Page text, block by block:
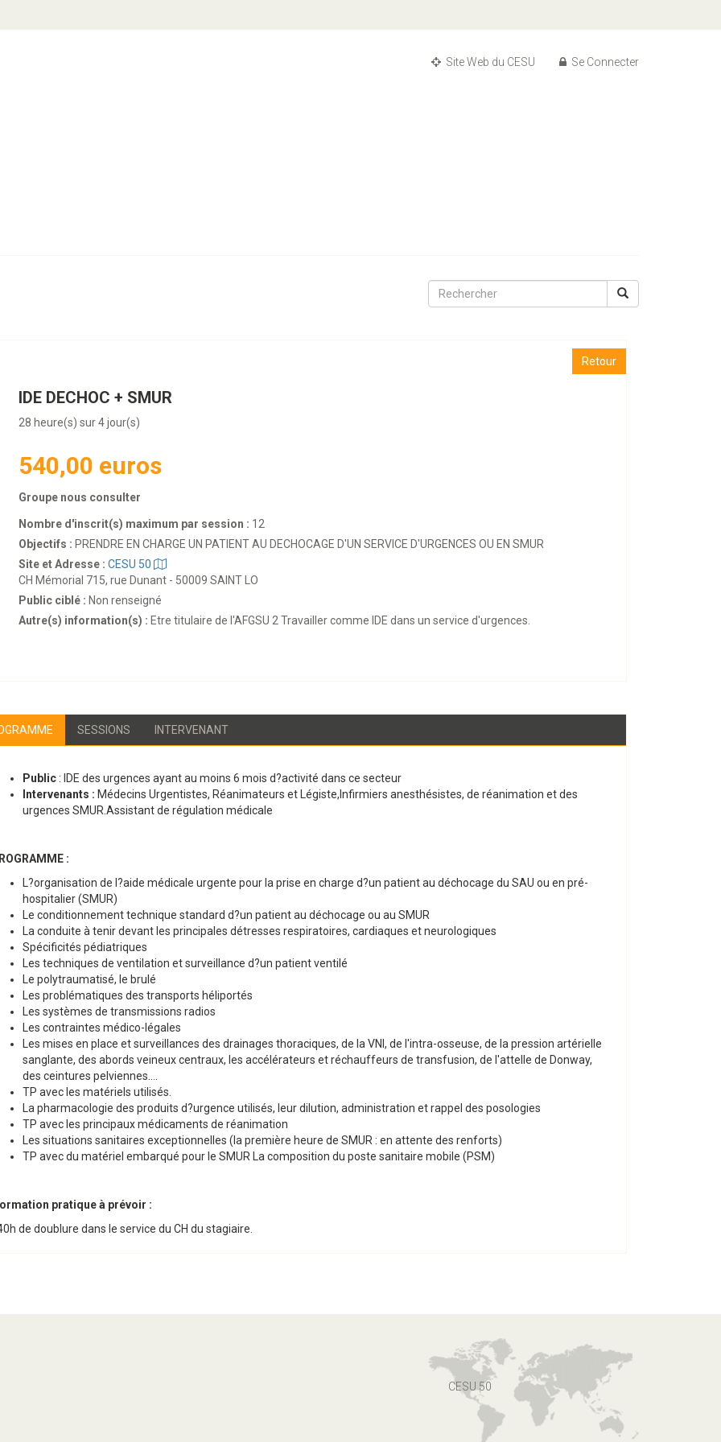
Site Web du CESU Se Connecter
Retour
IDE DECHOC + SMUR
28 heure(s) sur 4 jour(s)
540,00 euros
Groupe nous consulter
Nombre d'inscrit(s) maximum par session : 12
Objectifs : PRENDRE EN CHARGE UN PATIENT AU DECHOCAGE D'UN SERVICE D'URGENCES OU EN SMUR
Site et Adresse : CESU 50
CH Mémorial 715, rue Dunant - 50009 SAINT LO
Public ciblé : Non renseigné
Autre(s) information(s) : Etre titulaire de l'AFGSU 2 Travailler comme IDE dans un service d'urgences.
SESSIONS INTERVENANT
Public : IDE des urgences ayant au moins 6 mois d?activité dans ce secteur
Intervenants : Médecins Urgentistes, Réanimateurs et Légiste,Infirmiers anesthésistes, de réanimation et des
urgences SMUR.Assistant de régulation médicale
:
L?organisation de l?aide médicale urgente pour la prise en charge d?un patient au déchocage du SAU ou en pré-
hospitalier (SMUR)
Le conditionnement technique standard d?un patient au déchocage ou au SMUR
La conduite à tenir devant les principales détresses respiratoires, cardiaques et neurologiques
Spécificités pédiatriques
Les techniques de ventilation et surveillance d?un patient ventilé
Le polytraumatisé, le brulé
Les problématiques des transports héliportés
Les systèmes de transmissions radios
Les contraintes médico-légales
Les mises en place et surveillances des drainages thoraciques, de la VNI, de l'intra-osseuse, de la pression artérielle
sanglante, des abords veineux centraux, les accélérateurs et réchauffeurs de transfusion, de l'attelle de Donway,
des ceintures pelviennes....
TP avec les matériels utilisés.
La pharmacologie des produits d?urgence utilisés, leur dilution, administration et rappel des posologies
TP avec les principaux médicaments de réanimation
Les situations sanitaires exceptionnelles (la première heure de SMUR : en attente des renforts)
TP avec du matériel embarqué pour le SMUR La composition du poste sanitaire mobile (PSM)
pratique à prévoir :
de doublure dans le service du CH du stagiaire.
CESU 50